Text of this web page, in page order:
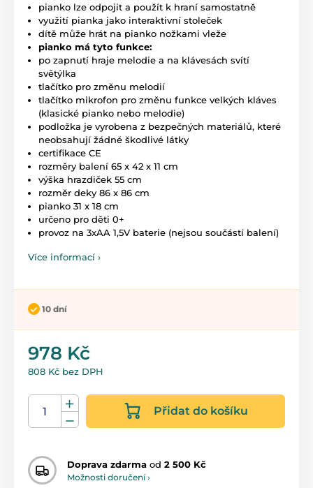
pianko lze odpojit a použít k hraní samostatně
využití pianka jako interaktivní stoleček
dítě může hrát na pianko nožkami vleže
pianko má tyto funkce:
po zapnutí hraje melodie a na klávesách svítí
světýlka
tlačítko pro změnu melodií
tlačítko mikrofon pro změnu funkce velkých kláves
(klasické pianko nebo melodie)
podložka je vyrobena z bezpečných materiálů, které
neobsahují žádné škodlivé látky
certifikace CE
rozměry balení 65 x 42 x 11 cm
výška hrazdiček 55 cm
rozměr deky 86 x 86 cm
pianko 31 x 18 cm
určeno pro děti 0+
provoz na 3xAA 1,5V baterie (nejsou součástí balení)
Více informací ›
10 dní
978 Kč
808 Kč bez DPH
Přidat do košíku
Doprava zdarma od 2 500 Kč
Možnosti doručení ›